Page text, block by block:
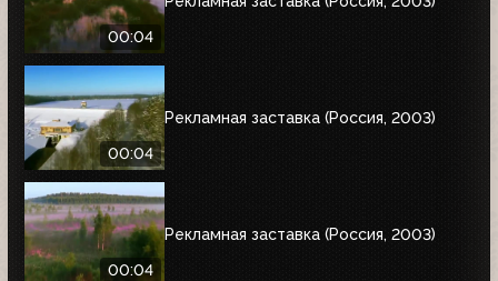
00:04
00:04
Рекламная заставка (Россия, 2003)
00:04
Рекламная заставка (Россия, 2003)